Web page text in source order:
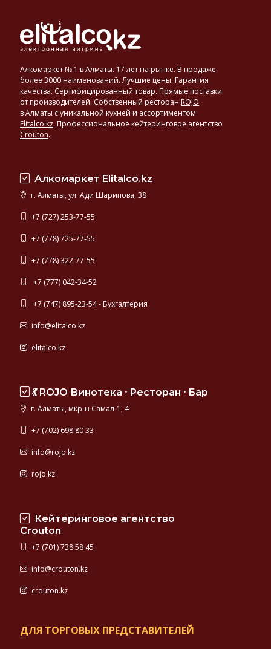
Алкомаркет № 1 в Алматы. 17 лет на рынке. В продаже
более 3000 наименований. Лучшие цены. Гарантия
качества. Сертифицированный товар. Прямые поставки
от производителей. Собственный ресторан ROJO
в Алматы с уникальной кухней и ассортиментом
Elitalco.kz. Профессиональное кейтеринговое агентство
Crouton.
Алкомаркет Elitalco.kz
г. Алматы, ул. Ади Шарипова, 38
+7 (727) 253-77-55
+7 (778) 725-77-55
+7 (778) 322-77-55
+7 (777) 042-34-52
+7 (747) 895-23-54 - Бухгалтерия
info@elitalco.kz
elitalco.kz
💃 ROJO Винотека ⸱ Ресторан ⸱ Бар
г. Алматы, мкр-н Самал-1, 4
+7 (702) 698 80 33
info@rojo.kz
rojo.kz
Кейтеринговое агентство
Crouton
+7 (701) 738 58 45
info@crouton.kz
crouton.kz
ДЛЯ ТОРГОВЫХ ПРЕДСТАВИТЕЛЕЙ